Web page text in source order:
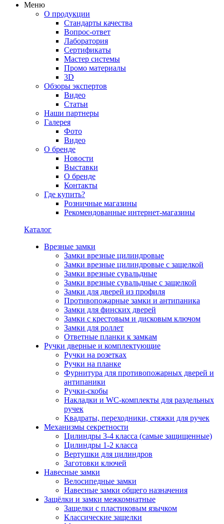
Меню
О продукции
Стандарты качества
Вопрос-ответ
Лаборатория
Сертификаты
Мастер системы
Промо материалы
3D
Обзоры экспертов
Видео
Статьи
Наши партнеры
Галерея
Фото
Видео
О бренде
Новости
Выставки
О бренде
Контакты
Где купить?
Розничные магазины
Рекомендованные интернет-магазины
Каталог
Врезные замки
Замки врезные цилиндровые
Замки врезные цилиндровые с защелкой
Замки врезные сувальдные
Замки врезные сувальдные с защелкой
Замки для дверей из профиля
Противопожарные замки и антипаника
Замки для финских дверей
Замки с крестовым и дисковым ключом
Замки для роллет
Ответные планки к замкам
Ручки дверные и комплектующие
Ручки на розетках
Ручки на планке
Фурнитура для противопожарных дверей и
антипаники
Ручки-скобы
Накладки и WC-комплекты для раздельных
ручек
Квадраты, переходники, стяжки для ручек
Механизмы секретности
Цилиндры 3-4 класса (самые защищенные)
Цилиндры 1-2 класса
Вертушки для цилиндров
Заготовки ключей
Навесные замки
Велосипедные замки
Навесные замки общего назначения
Защёлки и замки межкомнатные
Защелки с пластиковым язычком
Классические защелки